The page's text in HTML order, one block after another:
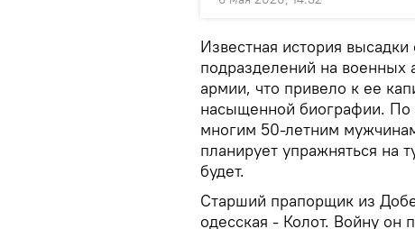
Известная история
подразделений на военных
армии, что привело к ее
насыщенной биографии.
многим 50-летним
планирует упражняться на
будет.
Старший прапорщик из
одесская - Колот. Войну он